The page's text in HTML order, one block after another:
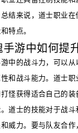
结来说，道士职业
特点。
游中如何提
中的战斗力，可以
和战斗能力。道士
怪获得适合自己的
道士的技能对于战
威力。要与队友合